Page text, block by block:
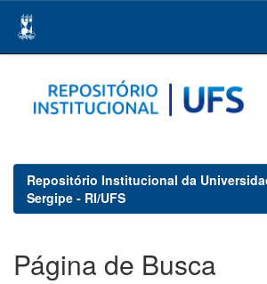
navigation
Repositório Institucional da
Sergipe - RI/UFS
Página de Busca